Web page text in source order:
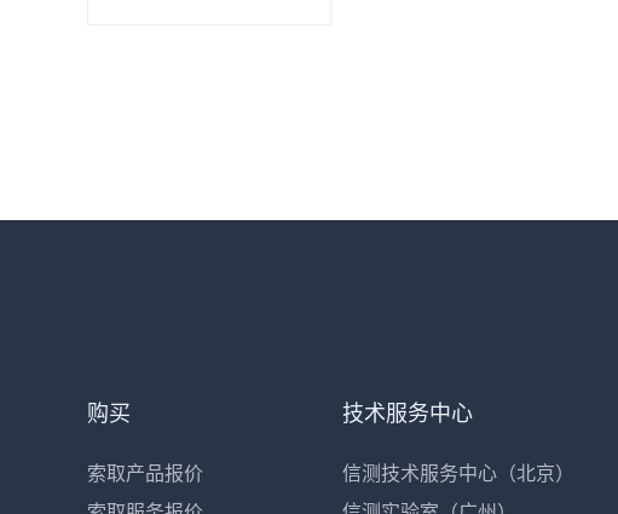
购买
索取产品报价
技术服务中心
信测技术服务中心（北京）